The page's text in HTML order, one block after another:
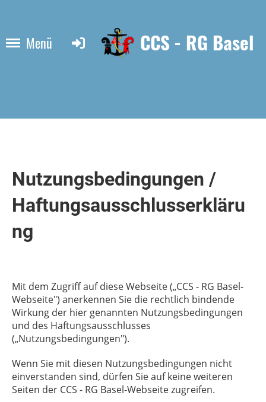
Menü CCS - RG Basel
Nutzungsbedingungen /
Haftungsausschlusserkläru
ng
Mit dem Zugriff auf diese Webseite („CCS - RG Basel-
Webseite") anerkennen Sie die rechtlich bindende
Wirkung der hier genannten Nutzungsbedingungen
und des Haftungsausschlusses
(„Nutzungsbedingungen").
Wenn Sie mit diesen Nutzungsbedingungen nicht
einverstanden sind, dürfen Sie auf keine weiteren
Seiten der CCS - RG Basel-Webseite zugreifen.